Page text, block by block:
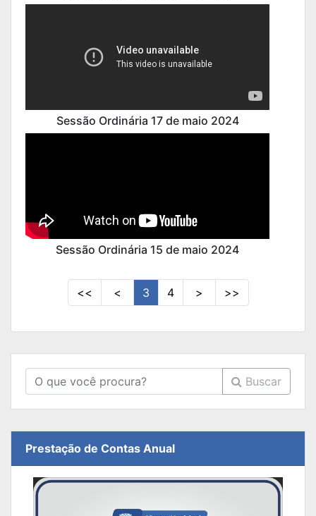
Sessão Ordinária 17 de maio 2024
Sessão Ordinária 15 de maio 2024
<< < 3 4 > >>
Buscar
Prestação de Contas Anual